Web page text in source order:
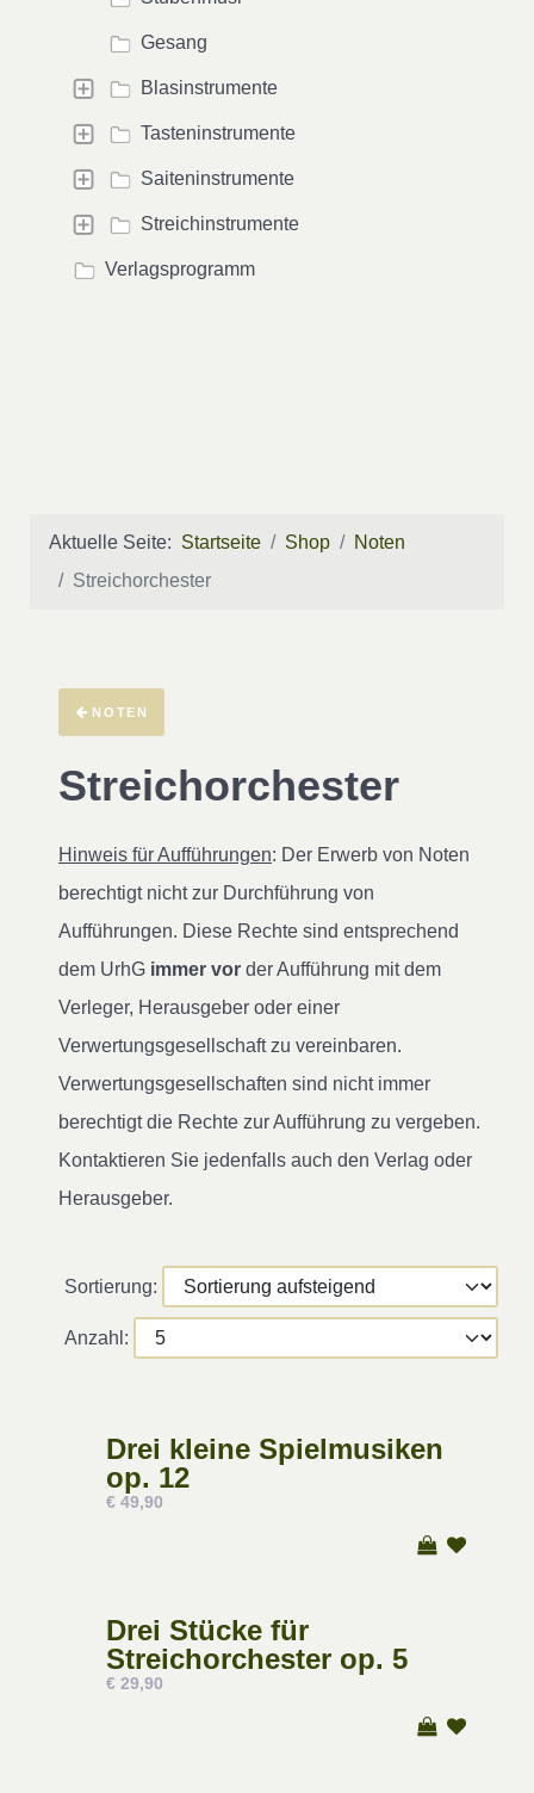
Gesang
Blasinstrumente
Tasteninstrumente
Saiteninstrumente
Streichinstrumente
Verlagsprogramm
Aktuelle Seite: Startseite Shop
Noten
Streichorchester
NOTEN
Streichorchester
Hinweis für Aufführungen: Der Erwerb von Noten
berechtigt nicht zur Durchführung von
Aufführungen. Diese Rechte sind entsprechend
dem UrhG immer vor der Aufführung mit dem
Verleger, Herausgeber oder einer
Verwertungsgesellschaft zu vereinbaren.
Verwertungsgesellschaften sind nicht immer
berechtigt die Rechte zur Aufführung zu vergeben.
Kontaktieren Sie jedenfalls auch den Verlag oder
Herausgeber.
Sortierung:
Anzahl:
Drei kleine Spielmusiken
op. 12
€ 49,90
Drei Stücke für
Streichorchester op. 5
€ 29,90